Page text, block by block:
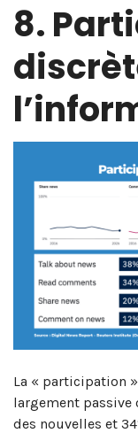
8.
La « participation
largement passive
des nouvelles et